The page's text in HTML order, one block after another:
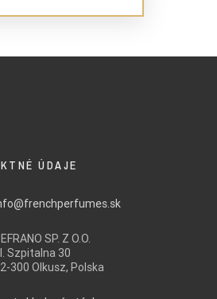
ÚDAJE
SP. Z O.O.
Szpitalna 30
300 Olkusz, Polska